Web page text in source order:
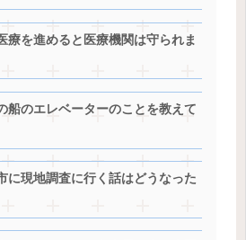
療を進めると医療機関は守られま
船のエレベーターのことを教えて
に現地調査に行く話はどうなった